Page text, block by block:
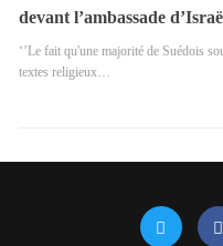
devant l’ambassade
‘’Le fait qu'une majorité de Suédois
textes religieux…